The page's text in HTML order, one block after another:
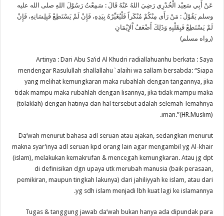
عَنْ أَبِي سَعِيْد الْخُدْرِي رَضِيَ اللهُ عَنْهُ قَالَ : سَمِعْتُ رَسُوْلَ اللهِ صلى الله عليه
وسلم يَقُوْلُ : مَنْ رَأَى مِنْكُمْ مُنْكَراً فَلْيُغَيِّرْهُ بِيَدِهِ، فَإِنْ لَمْ يَسْتَطِعْ فَبِلِسَانِهِ، فَإِنْ
لَمْ يَسْتَطِعْ فَبِقَلْبِهِ وَذَلِكَ أَضْعَفُ اْلإِيْمَانِ
(رواه مسلم)
Artinya : Dari Abu Sa’id Al Khudri radiallahuanhu berkata : Saya
mendengar Rasulullah shallallahu`alaihi wa sallam bersabda: “Siapa
yang melihat kemungkaran maka rubahlah dengan tangannya, jika
tidak mampu maka rubahlah dengan lisannya, jika tidak mampu maka
(tolaklah) dengan hatinya dan hal tersebut adalah selemah-lemahnya
iman.”(HR.Muslim).
Da’wah menurut bahasa adl seruan atau ajakan, sedangkan menurut
makna syar’inya adl seruan kpd orang lain agar mengambil yg Al-khair
(islam), melakukan kemakrufan & mencegah kemungkaran. Atau jg dpt
di definisikan dgn upaya utk merubah manusia (baik perasaan,
pemikiran, maupun tingkah lakunya) dari jahiliyyah ke islam, atau dari
yg sdh islam menjadi lbh kuat lagi ke islamannya.
Tugas & tanggung jawab da’wah bukan hanya ada dipundak para